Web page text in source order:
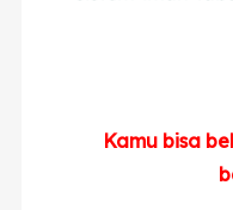
Kamu bisa